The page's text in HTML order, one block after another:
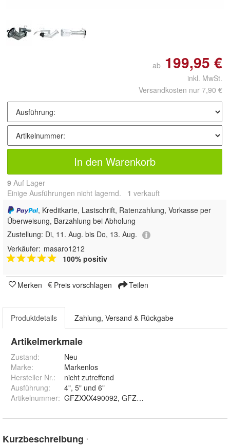
ab 199,95 €
inkl. MwSt.
Versandkosten nur 7,90 €
In den Warenkorb
9 Auf Lager
Einige Ausführungen nicht lagernd. 1 verkauft
, Kreditkarte, Lastschrift, Ratenzahlung, Vorkasse per
Überweisung, Barzahlung bei Abholung
Zustellung: Di, 11. Aug. bis Do, 13. Aug.
Verkäufer: masaro1212
100% positiv
Merken Preis vorschlagen Teilen
Produktdetails Zahlung, Versand & Rückgabe
Artikelmerkmale
Zustand:
Neu
Marke:
Markenlos
Hersteller Nr.:
nicht zutreffend
Ausführung:
4", 5" und 6"
Artikelnummer:
Kurzbeschreibung *